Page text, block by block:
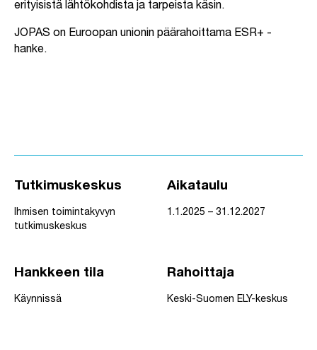
erityisistä lähtökohdista ja tarpeista käsin.
JOPAS on Euroopan unionin päärahoittama ESR+ -
hanke.
Tutkimuskeskus
Ihmisen toimintakyvyn
tutkimuskeskus
Aikataulu
1.1.2025 – 31.12.2027
Hankkeen tila
Käynnissä
Rahoittaja
Keski-Suomen ELY-keskus